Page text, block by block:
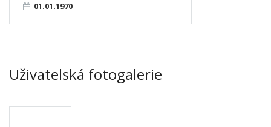
01.01.1970
Uživatelská fotogalerie